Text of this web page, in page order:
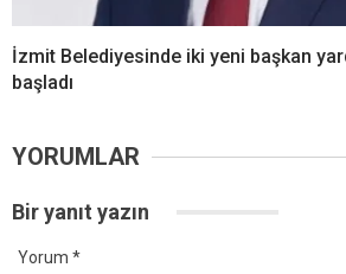
İzmit Belediyesinde iki yeni başkan
başladı
YORUMLAR
Bir yanıt yazın
Yorum *